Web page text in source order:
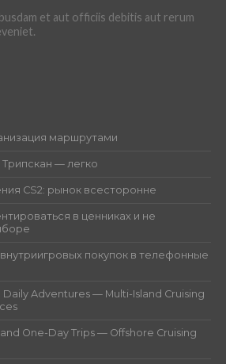
et aut officiis debitis aut rerum
маршрутами
— легко
CS2: рынок всесторонне
в ценниках и не
покупок в телефонные
Daily Adventures — Multi-Island Cruising
One-Day Trips — Offshore Cruising